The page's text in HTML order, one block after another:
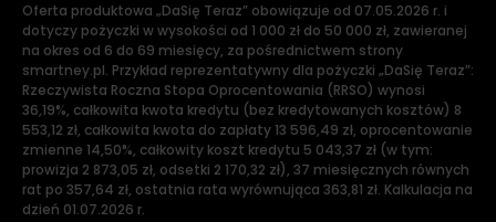
Oferta produktowa „DaSię Teraz” obowiązuje od 07.05.2026 r. i
dotyczy pożyczki w wysokości od 1 000 zł do 50 000 zł, zawieranej
na okres od 6 do 69 miesięcy, za pośrednictwem strony
smartney.pl. Przykład reprezentatywny dla pożyczki „DaSię Teraz”:
Rzeczywista Roczna Stopa Oprocentowania (RRSO) wynosi
36,19%, całkowita kwota kredytu (bez kredytowanych kosztów) 8
553,12 zł, całkowita kwota do zapłaty 13 596,49 zł, oprocentowanie
zmienne 14,50%, całkowity koszt kredytu 5 043,37 zł (w tym:
prowizja 2 873,05 zł, odsetki 2 170,32 zł), 37 miesięcznych równych
rat po 357,64 zł, ostatnia rata wyrównująca 363,81 zł. Kalkulacja na
dzień 01.07.2026 r.